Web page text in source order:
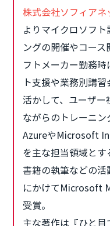
株式会社ソフィアネ
よりマイクロソフ
ングの開催やコー
フトメーカー勤務
ト支援や業務別講
活かして、ユーザ
ながらのトレーニ
AzureやMicrosoft
を主な担当領域とす
書籍の執筆などの
にかけてMicrosoft
受賞。
主な著作は『ひと